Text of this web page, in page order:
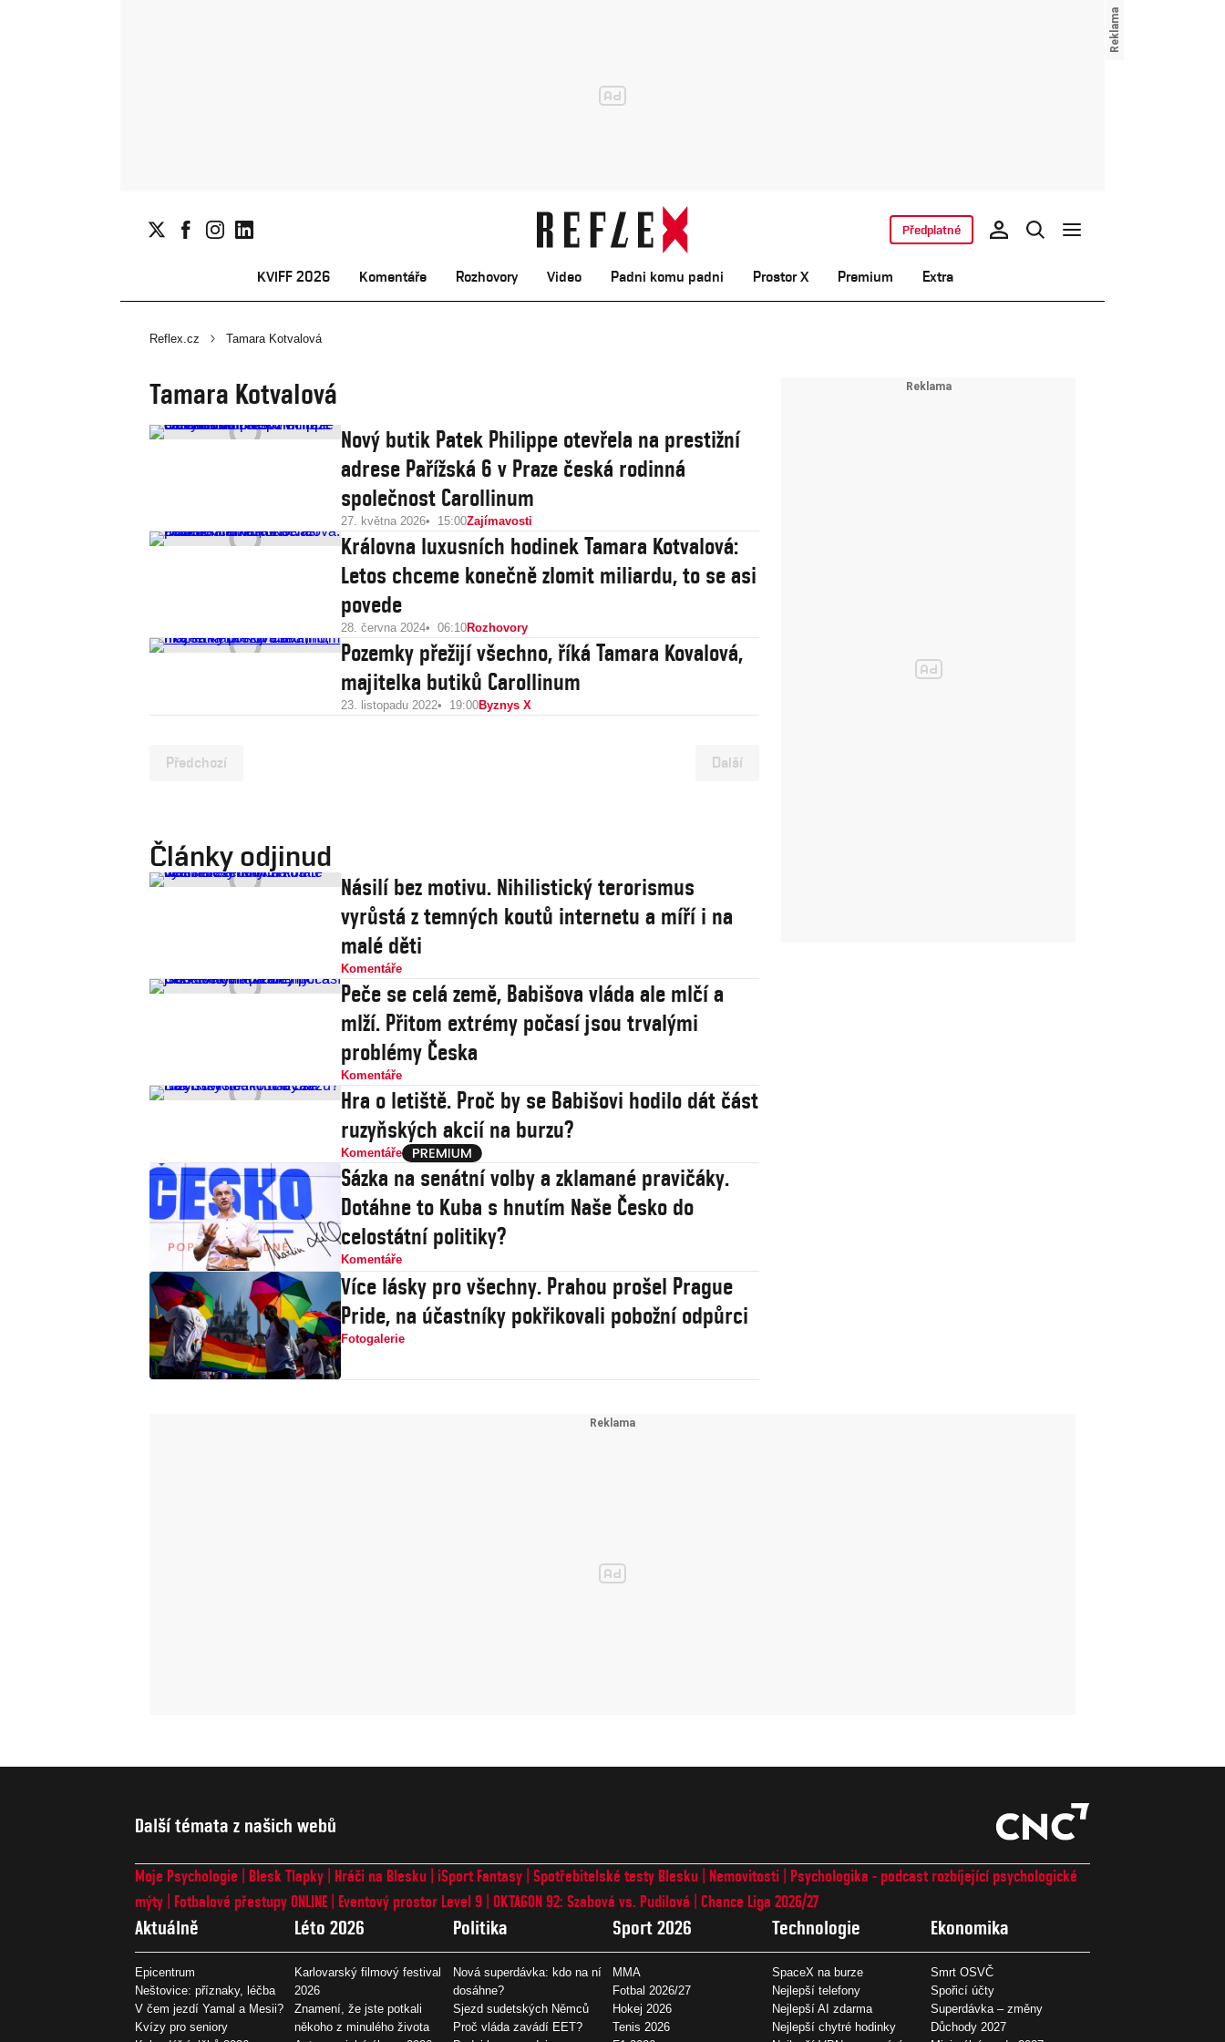
KVIFF 2026 Komentáře Rozhovory Video Padni komu padni Prostor X Premium Extra
Předplatné
Reflex.cz Tamara Kotvalová
Tamara Kotvalová
Nový butik Patek Philippe otevřela na prestižní
adrese Pařížská 6 v Praze česká rodinná
společnost Carollinum
27. května 2026 15:00Zajímavosti
Královna luxusních hodinek Tamara Kotvalová:
Letos chceme konečně zlomit miliardu, to se asi
povede
28. června 2024 06:10Rozhovory
Pozemky přežijí všechno, říká Tamara Kovalová,
majitelka butiků Carollinum
23. listopadu 2022 19:00Byznys X
Předchozí Další
Články odjinud
Násilí bez motivu. Nihilistický terorismus
vyrůstá z temných koutů internetu a míří i na
malé děti
Komentáře
Peče se celá země, Babišova vláda ale mlčí a
mlží. Přitom extrémy počasí jsou trvalými
problémy Česka
Komentáře
Hra o letiště. Proč by se Babišovi hodilo dát část
ruzyňských akcií na burzu?
Komentáře
Sázka na senátní volby a zklamané pravičáky.
Dotáhne to Kuba s hnutím Naše Česko do
celostátní politiky?
Komentáře
Více lásky pro všechny. Prahou prošel Prague
Pride, na účastníky pokřikovali pobožní odpůrci
Fotogalerie
Další témata z našich webů
Moje Psychologie Blesk Tlapky Hráči na Blesku iSport Fantasy Spotřebitelské testy Blesku Nemovitosti
Psychologika - podcast rozbíjející psychologické
mýty
Fotbalové přestupy ONLINE Eventový prostor Level 9 OKTAGON 92: Szabová vs. Pudilová Chance Liga 2026/27
Aktuálně
Epicentrum
Neštovice: příznaky, léčba
V čem jezdí Yamal a Mesii?
Kvízy pro seniory
Léto 2026
Karlovarský filmový festival
2026
Znamení, že jste potkali
někoho z minulého života
Politika
Nová superdávka: kdo na ní
dosáhne?
Sjezd sudetských Němců
Proč vláda zavádí EET?
Sport 2026
MMA
Fotbal 2026/27
Hokej 2026
Tenis 2026
Technologie
SpaceX na burze
Nejlepší telefony
Nejlepší AI zdarma
Nejlepší chytré hodinky
Ekonomika
Smrt OSVČ
Spořicí účty
Superdávka – změny
Důchody 2027